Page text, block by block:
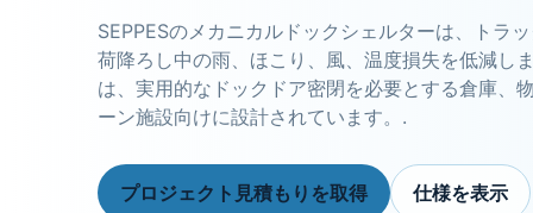
SEPPESのメカニカルドックシェルターは、トラ
荷降ろし中の雨、ほこり、風、温度損失を低減し
は、実用的なドックドア密閉を必要とする倉庫、
ーン施設向けに設計されています。.
プロジェクト見積もりを取得 仕様を表示